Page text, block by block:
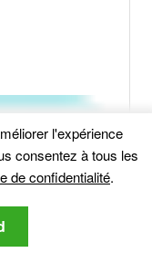
l'expérience
consentez à tous les
de confidentialité.